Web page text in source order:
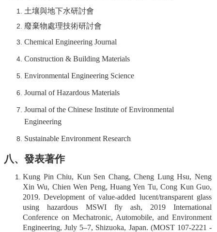
土壤與地下水研討會
廢棄物處理技術研討會
Chemical Engineering Journal
Construction & Building Materials
Environmental Engineering Science
Journal of Hazardous Materials
Journal of the Chinese Institute of Environmental
Engineering
Sustainable Environment Research
八、發表著作
Kung Pin Chiu, Kun Sen Chang, Cheng Lung Hsu, Neng
Xin Wu, Chien Wen Peng, Huang Yen Tu, Cong Kun Guo,
2019. Development of value-added lucent/transparent glass
using hazardous MSWI fly ash, 2019 International
Conference on Mechatronic, Automobile, and Environment
Engineering, July 5–7, Shizuoka, Japan. (MOST 107-2221 -